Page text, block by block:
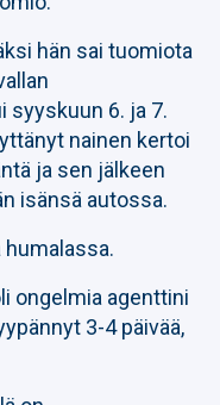
hän sai tuomiota
syyskuun 6. ja 7.
nainen kertoi
ja sen jälkeen
isänsä autossa.
ongelmia agenttini
3-4 päivää,